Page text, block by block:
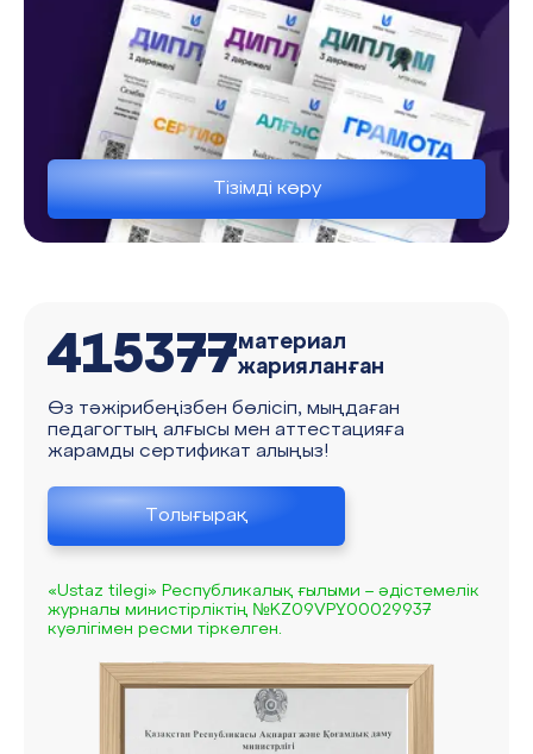
Тізімді көру
415377материал
жарияланған
Өз тәжірибеңізбен бөлісіп, мыңдаған
педагогтың алғысы мен аттестацияға
жарамды сертификат алыңыз!
Толығырақ
«Ustaz tilegi» Республикалық ғылыми – әдістемелік
журналы министірліктің №KZ09VPY00029937
куәлігімен ресми тіркелген.